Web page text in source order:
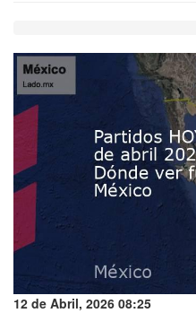
12 de Abril, 2026 08:25